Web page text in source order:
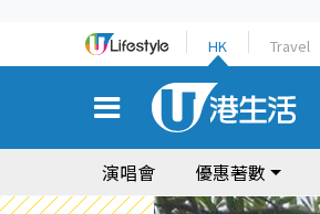
HK Travel
演唱會 優惠著數